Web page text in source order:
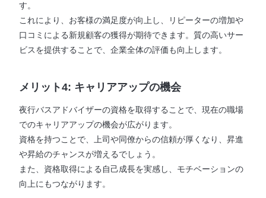
す。
これにより、お客様の満足度が向上し、リピーターの増加や
口コミによる新規顧客の獲得が期待できます。質の高いサー
ビスを提供することで、企業全体の評価も向上します。
メリット4: キャリアアップの機会
夜行バスアドバイザーの資格を取得することで、現在の職場
でのキャリアアップの機会が広がります。
資格を持つことで、上司や同僚からの信頼が厚くなり、昇進
や昇給のチャンスが増えるでしょう。
また、資格取得による自己成長を実感し、モチベーションの
向上にもつながります。